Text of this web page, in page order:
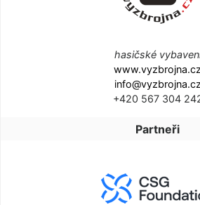
hasičské
www.vyzbrojna.cz
info@vyzbrojna.cz
+420 567 304
Partneři